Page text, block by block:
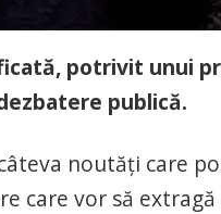
potrivit unui
publică.
noutăți care
care vor să